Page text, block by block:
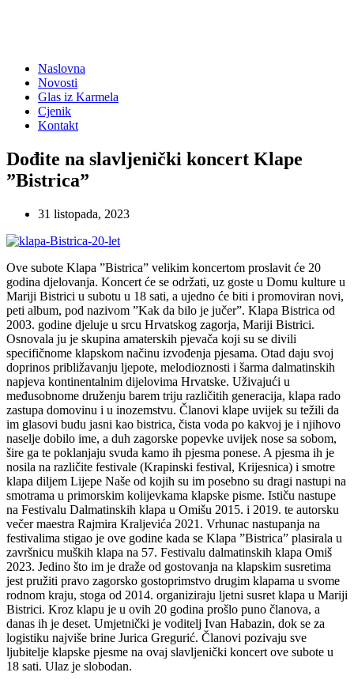
Naslovna
Novosti
Glas iz Karmela
Cjenik
Kontakt
Dođite na slavljenički koncert Klape
”Bistrica”
31 listopada, 2023
Ove subote Klapa ”Bistrica” velikim koncertom proslavit će 20
godina djelovanja. Koncert će se održati, uz goste u Domu kulture u
Mariji Bistrici u subotu u 18 sati, a ujedno će biti i promoviran novi,
peti album, pod nazivom ”Kak da bilo je jučer”. Klapa Bistrica od
2003. godine djeluje u srcu Hrvatskog zagorja, Mariji Bistrici.
Osnovala ju je skupina amaterskih pjevača koji su se divili
specifičnome klapskom načinu izvođenja pjesama. Otad daju svoj
doprinos približavanju ljepote, melodioznosti i šarma dalmatinskih
napjeva kontinentalnim dijelovima Hrvatske. Uživajući u
međusobnome druženju barem triju različitih generacija, klapa rado
zastupa domovinu i u inozemstvu. Članovi klape uvijek su težili da
im glasovi budu jasni kao bistrica, čista voda po kakvoj je i njihovo
naselje dobilo ime, a duh zagorske popevke uvijek nose sa sobom,
šire ga te poklanjaju svuda kamo ih pjesma ponese. A pjesma ih je
nosila na različite festivale (Krapinski festival, Krijesnica) i smotre
klapa diljem Lijepe Naše od kojih su im posebno su dragi nastupi na
smotrama u primorskim kolijevkama klapske pisme. Ističu nastupe
na Festivalu Dalmatinskih klapa u Omišu 2015. i 2019. te autorsku
večer maestra Rajmira Kraljevića 2021. Vrhunac nastupanja na
festivalima stigao je ove godine kada se Klapa ”Bistrica” plasirala u
završnicu muških klapa na 57. Festivalu dalmatinskih klapa Omiš
2023. Jedino što im je draže od gostovanja na klapskim susretima
jest pružiti pravo zagorsko gostoprimstvo drugim klapama u svome
rodnom kraju, stoga od 2014. organiziraju ljetni susret klapa u Mariji
Bistrici. Kroz klapu je u ovih 20 godina prošlo puno članova, a
danas ih je deset. Umjetnički je voditelj Ivan Habazin, dok se za
logistiku najviše brine Jurica Gregurić. Članovi pozivaju sve
ljubitelje klapske pjesme na ovaj slavljenički koncert ove subote u
18 sati. Ulaz je slobodan.